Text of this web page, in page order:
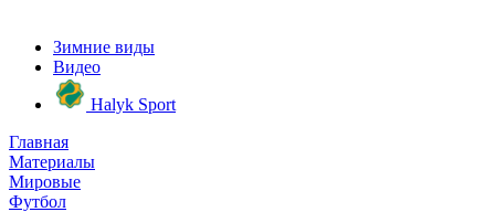
Зимние виды
Видео
Halyk Sport
Главная
Материалы
Мировые
Футбол